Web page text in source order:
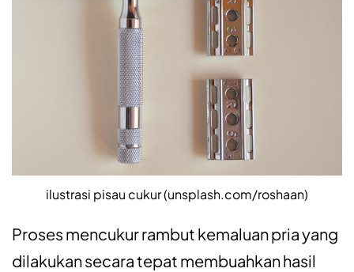
ilustrasi pisau cukur (unsplash.com/roshaan)
Proses mencukur rambut kemaluan pria yang
dilakukan secara tepat membuahkan hasil